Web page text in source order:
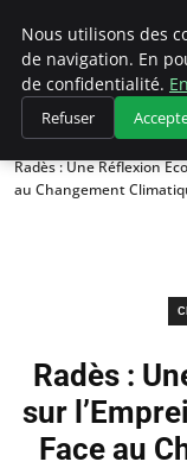
Accueil
Changements
Radès : Une Réflexion
au Changement
Radès :
sur
Face au
Nous utilisons des
de navigation. En
de confidentialité.
Refuser